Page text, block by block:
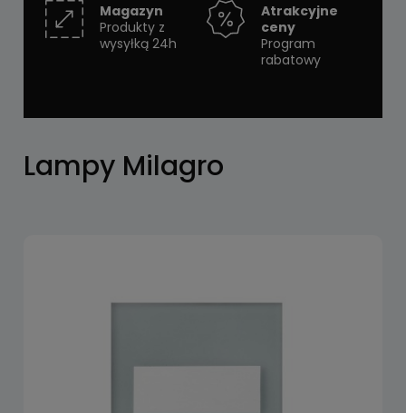
Magazyn
Produkty z
wysyłką 24h
Atrakcyjne
ceny
Program
rabatowy
Lampy Milagro